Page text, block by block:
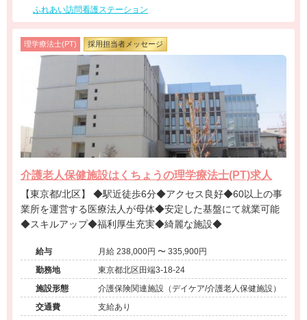
ふれあい訪問看護ステーション
理学療法士(PT) 採用担当者メッセージ
介護老人保健施設はくちょうの理学療法士(PT)求人
【東京都/北区】 ◆駅近徒歩6分◆アクセス良好◆60以上の事
業所を運営する医療法人が母体◆安定した基盤にて就業可能
◆スキルアップ◆福利厚生充実◆綺麗な施設◆
給与
月給 238,000円 〜 335,900円
勤務地
東京都北区田端3-18-24
施設形態
介護保険関連施設（デイケア/介護老人保健施設）
交通費
支給あり